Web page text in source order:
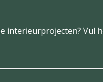
interieurprojecten? Vul